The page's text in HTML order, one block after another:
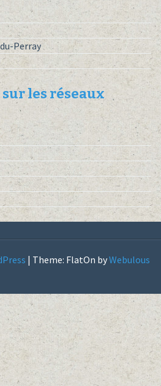
Perray
les réseaux
| Theme: FlatOn byWebulous